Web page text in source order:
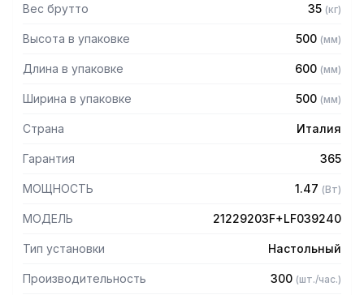
Format M
Комплектация:
— Классическая система ножей и решеток Enterprise: нож,
решетка с диаметром отверстий 4,5 мм
— Насадка для гамбургеров Format M (поставляется без
шаблона, форма выбирается отдельно)
Вес брутто 35 (кг)
Высота в упаковке 500 (мм)
Длина в упаковке 600 (мм)
Ширина в упаковке 500 (мм)
Страна Италия
Гарантия 365
МОЩНОСТЬ 1.47 (Вт)
МОДЕЛЬ 21229203F+LF039240
Тип установки Настольный
Производительность 300 (шт./час.)